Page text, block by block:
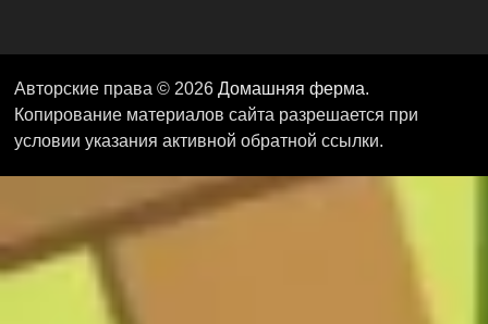
Авторские права © 2026 Домашняя ферма.
Копирование материалов сайта разрешается при
условии указания активной обратной ссылки.